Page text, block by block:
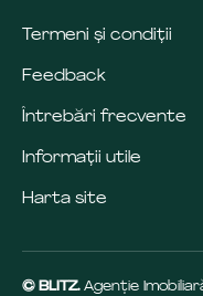
Termeni și condiții
Feedback
Întrebări frecvente
Informații utile
Harta site
© BLITZ. Agenție